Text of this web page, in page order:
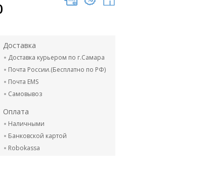
Доставка
Доставка курьером по г.Самара
Почта России.(Бесплатно по РФ)
Почта EMS
Самовывоз
Оплата
Наличными
Банковской картой
Robokassa